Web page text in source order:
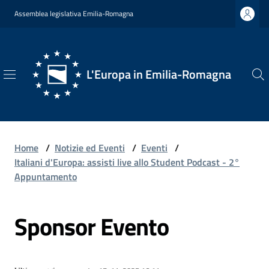
Vai al contenuto
Vai alla navigazione
Vai al footer
Assemblea legislativa Emilia-Romagna
L'Europa in Emilia-Romagna
L'Europa
Romagna
Siamo
Home / Notizie ed Eventi / Eventi /
Italiani d'Europa: assisti live allo Student Podcast - 2°
Appuntamento
Sponsor Evento